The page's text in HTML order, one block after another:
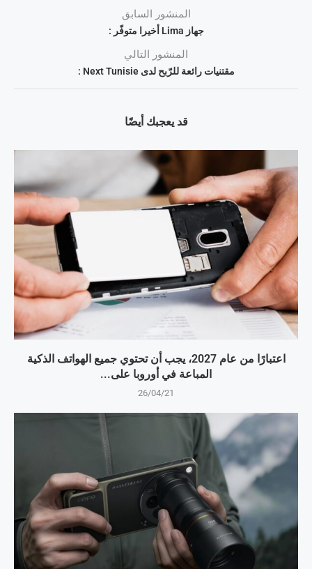
المنشور السابق
جهاز Lima أخيرا متوفّر :
المنشور التالي
مقتنيات رائعة للرّبح لدى Next Tunisie :
قد يعجبك أيضًا
اعتبارًا من عام 2027، يجب أن تحتوي جميع الهواتف الذكية
المباعة في أوروبا على...
26/04/21